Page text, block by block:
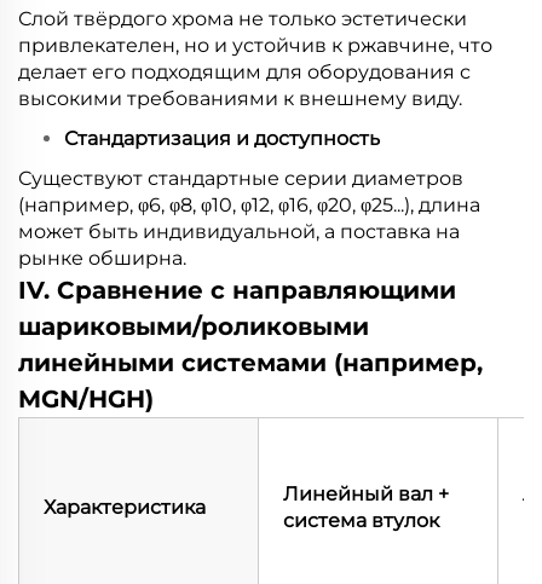
Слой твёрдого хрома не только эстетически
привлекателен, но и устойчив к ржавчине, что
делает его подходящим для оборудования с
высокими требованиями к внешнему виду.
Стандартизация и доступность
Существуют стандартные серии диаметров
(например, φ6, φ8, φ10, φ12, φ16, φ20, φ25...), длина
может быть индивидуальной, а поставка на
рынке обширна.
IV. Сравнение с направляющими
шариковыми/роликовыми
линейными системами (например,
MGN/HGH)
Характеристика
Линейный вал +
система втулок